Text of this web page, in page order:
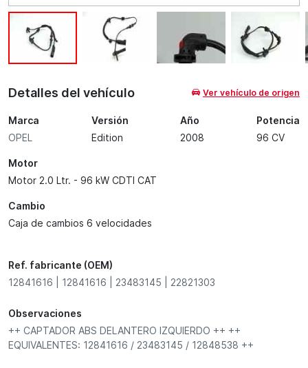
Detalles del vehículo Ver vehículo de origen
Marca
OPEL
Versión
Edition
Año
2008
Potencia
96 CV
Motor
Motor 2.0 Ltr. - 96 kW CDTI CAT
Cambio
Caja de cambios 6 velocidades
Ref. fabricante (OEM)
12841616 | 12841616 | 23483145 | 22821303
Observaciones
++ CAPTADOR ABS DELANTERO IZQUIERDO ++ ++
EQUIVALENTES: 12841616 / 23483145 / 12848538 ++